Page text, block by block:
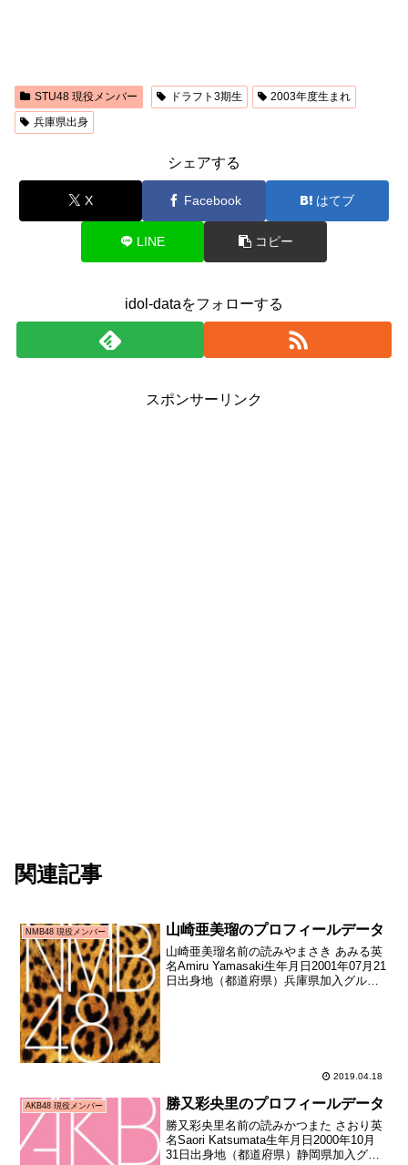
STU48 現役メンバー ドラフト3期生
2003年度生まれ
兵庫県出身
シェアする
X Facebook はてブ
LINE コピー
idol-dataをフォローする
スポンサーリンク
関連記事
NMB48 現役メンバー 山崎亜美瑠のプロフィールデータ
山崎亜美瑠名前の読みやまさき あみる英
名Amiru Yamasaki生年月日2001年07月21
日出身地（都道府県）兵庫県加入グルー
2019.04.18
AKB48 現役メンバー 勝又彩央里のプロフィールデータ
勝又彩央里名前の読みかつまた さおり英
名Saori Katsumata生年月日2000年10月
31日出身地（都道府県）静岡県加入グル